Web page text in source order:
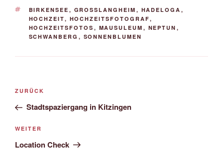
SCHLAGWÖRTER
BIRKENSEE , GROSSLANGHEIM , HADELOGA ,
HOCHZEIT, HOCHZEITSFOTOGRAF,
HOCHZEITSFOTOS , MAUSULEUM , NEPTUN ,
SCHWANBERG , SONNENBLUMEN
Beitrags-
Vorheriger
Beitrag
ZURÜCK
Stadtspaziergang in Kitzingen
Nächster
Beitrag
WEITER
Location Check